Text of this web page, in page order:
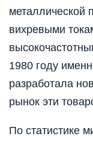
металлической
вихревыми
1980 году
разработала
рынок эти
По статистике